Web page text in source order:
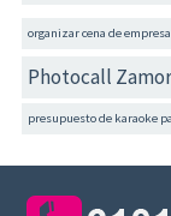
organizar cena de empresa
Photocall
presupuesto de karaoke